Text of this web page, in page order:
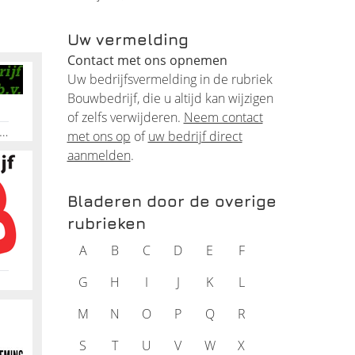
wilt
Nieuwbouw bouwbedrijf, Renovatiewerken, Onderhoudswerken, Nieuwbouw woning, Bouwkundig adviesbureau, Nieuwbouw appartementen, Woning verbouw, Gevelrenovatie, Badkamerrenovatie, Woning renovatie
Uw vermelding
Contact met ons opnemen
Uw bedrijfsvermelding in de rubriek
Bouwbedrijf, die u altijd kan wijzigen
of zelfs verwijderen. Neem contact
met ons op ofuw bedrijf direct
aanmelden.
Bladeren door de overige
rubrieken
A B C D E
F
G
H I J K
L
M
N O P Q
R
S
T U V W
X